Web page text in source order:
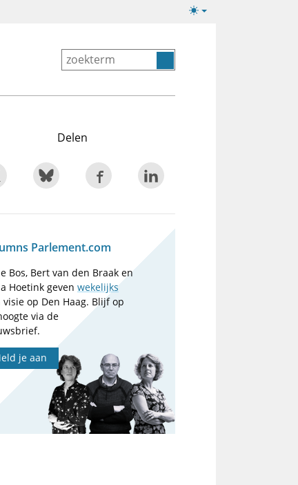
Lichte/donkere
Delen
Parlement.com
Bos, Bert van den Braak en
Hoetink gevenwekelijks
visie op Den Haag. Blijf op
via de
je aan